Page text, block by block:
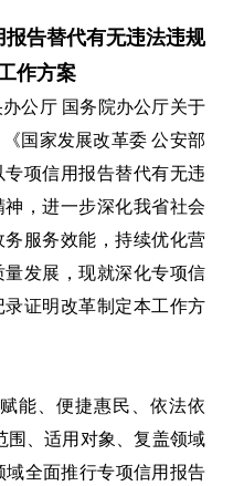
告替代有无违法违规
作方案
公厅 国务院办公厅关于
国家发展改革委 公安部
项信用报告替代有无违
，进一步深化我省社会
服务效能，持续优化营
发展，现就深化专项信
证明改革制定本工作方
、便捷惠民、依法依
围、适用对象、复盖领域
全面推行专项信用报告